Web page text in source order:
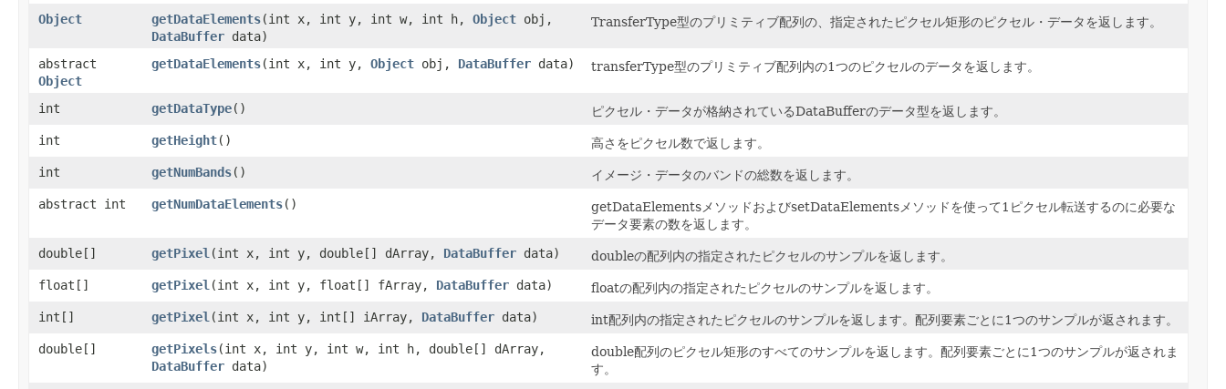
Object getDataElements​(int x, int y, int w, int h, Object obj,
DataBuffer data)
TransferType型のプリミティブ配列の、指定されたピクセル矩形のピクセル・データを返します。
abstract
Object
getDataElements​(int x, int y, Object obj, DataBuffer data) transferType型のプリミティブ配列内の1つのピクセルのデータを返します。
int getDataType()
ピクセル・データが格納されているDataBufferのデータ型を返します。
int
getHeight()
高さをピクセル数で返します。
int
getNumBands()
イメージ・データのバンドの総数を返します。
abstract int
getNumDataElements()
getDataElementsメソッドおよびsetDataElementsメソッドを使って1ピクセル転送するのに必要な
データ要素の数を返します。
double[]
getPixel ​(int x, int y, double[] dArray, DataBuffer data)
doubleの配列内の指定されたピクセルのサンプルを返します。
float[]
getPixel ​(int x, int y, float[] fArray, DataBuffer data)
floatの配列内の指定されたピクセルのサンプルを返します。
int[]
getPixel ​(int x, int y, int[] iArray, DataBuffer data)
int配列内の指定されたピクセルのサンプルを返します。配列要素ごとに1つのサンプルが返されます。
double[]
getPixels​(int x, int y, int w, int h, double[] dArray,
DataBuffer data)
double配列のピクセル矩形のすべてのサンプルを返します。配列要素ごとに1つのサンプルが返されま
す。